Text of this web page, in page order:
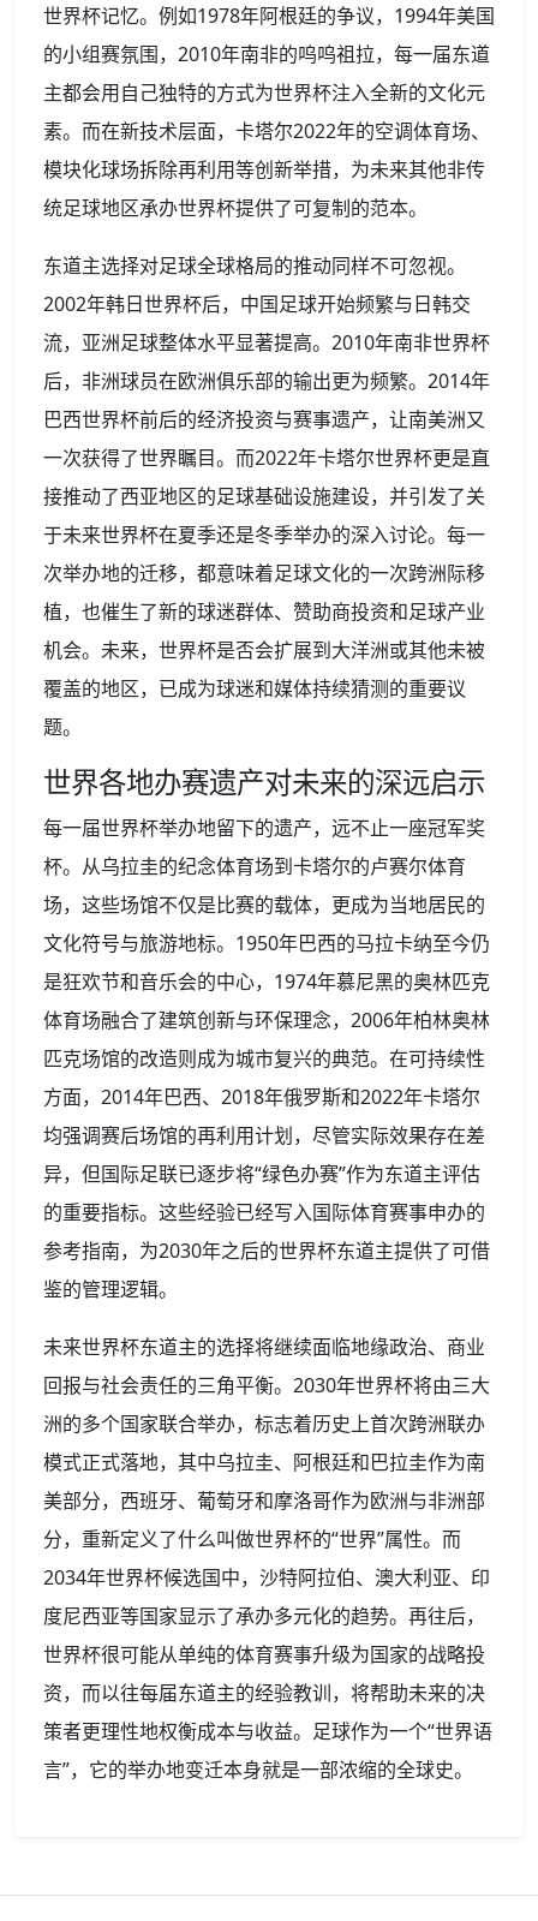
世界杯记忆。例如1978年阿根廷的争议，1994年美国
的小组赛氛围，2010年南非的呜呜祖拉，每一届东道
主都会用自己独特的方式为世界杯注入全新的文化元
素。而在新技术层面，卡塔尔2022年的空调体育场、
模块化球场拆除再利用等创新举措，为未来其他非传
统足球地区承办世界杯提供了可复制的范本。
东道主选择对足球全球格局的推动同样不可忽视。
2002年韩日世界杯后，中国足球开始频繁与日韩交
流，亚洲足球整体水平显著提高。2010年南非世界杯
后，非洲球员在欧洲俱乐部的输出更为频繁。2014年
巴西世界杯前后的经济投资与赛事遗产，让南美洲又
一次获得了世界瞩目。而2022年卡塔尔世界杯更是直
接推动了西亚地区的足球基础设施建设，并引发了关
于未来世界杯在夏季还是冬季举办的深入讨论。每一
次举办地的迁移，都意味着足球文化的一次跨洲际移
植，也催生了新的球迷群体、赞助商投资和足球产业
机会。未来，世界杯是否会扩展到大洋洲或其他未被
覆盖的地区，已成为球迷和媒体持续猜测的重要议
题。
世界各地办赛遗产对未来的深远启示
每一届世界杯举办地留下的遗产，远不止一座冠军奖
杯。从乌拉圭的纪念体育场到卡塔尔的卢赛尔体育
场，这些场馆不仅是比赛的载体，更成为当地居民的
文化符号与旅游地标。1950年巴西的马拉卡纳至今仍
是狂欢节和音乐会的中心，1974年慕尼黑的奥林匹克
体育场融合了建筑创新与环保理念，2006年柏林奥林
匹克场馆的改造则成为城市复兴的典范。在可持续性
方面，2014年巴西、2018年俄罗斯和2022年卡塔尔
均强调赛后场馆的再利用计划，尽管实际效果存在差
异，但国际足联已逐步将“绿色办赛”作为东道主评估
的重要指标。这些经验已经写入国际体育赛事申办的
参考指南，为2030年之后的世界杯东道主提供了可借
鉴的管理逻辑。
未来世界杯东道主的选择将继续面临地缘政治、商业
回报与社会责任的三角平衡。2030年世界杯将由三大
洲的多个国家联合举办，标志着历史上首次跨洲联办
模式正式落地，其中乌拉圭、阿根廷和巴拉圭作为南
美部分，西班牙、葡萄牙和摩洛哥作为欧洲与非洲部
分，重新定义了什么叫做世界杯的“世界”属性。而
2034年世界杯候选国中，沙特阿拉伯、澳大利亚、印
度尼西亚等国家显示了承办多元化的趋势。再往后，
世界杯很可能从单纯的体育赛事升级为国家的战略投
资，而以往每届东道主的经验教训，将帮助未来的决
策者更理性地权衡成本与收益。足球作为一个“世界语
言”，它的举办地变迁本身就是一部浓缩的全球史。